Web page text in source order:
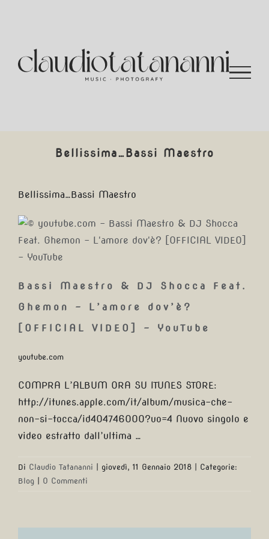
Bellissima…Bassi Maestro
Bellissima…Bassi Maestro
Bassi Maestro & DJ Shocca Feat.
Ghemon – L’amore dov’è?
[OFFICIAL VIDEO] – YouTube
youtube.com
COMPRA L’ALBUM ORA SU ITUNES STORE:
http://itunes.apple.com/it/album/musica-che-
non-si-tocca/id404746000?uo=4 Nuovo singolo e
video estratto dall’ultima …
Di Claudio Tatananni giovedì, 11 Gennaio 2018
Categorie:
Blog
0 Commenti